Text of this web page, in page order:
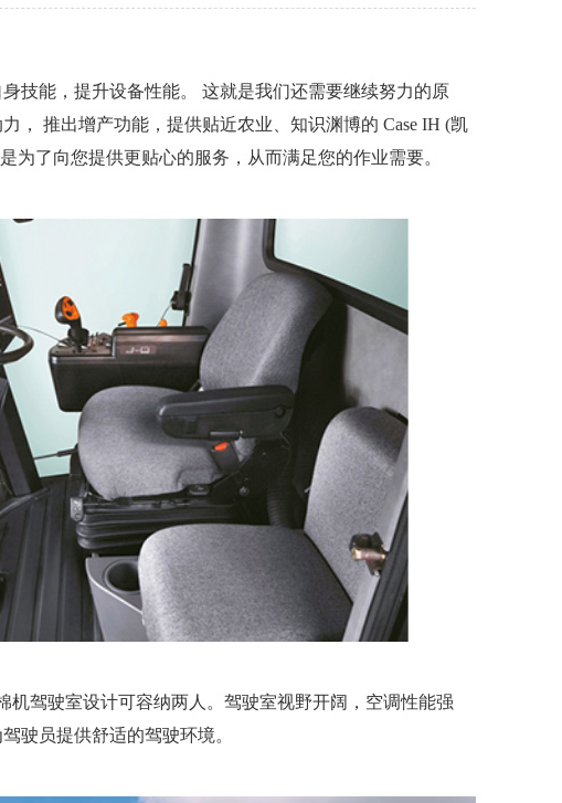
技能，提升设备性能。 这就是我们还需要继续努力的原
， 推出增产功能，提供贴近农业、知识渊博的 Case IH (凯
为了向您提供更贴心的服务，从而满足您的作业需要。
机驾驶室设计可容纳两人。驾驶室视野开阔，空调性能强
驶员提供舒适的驾驶环境。